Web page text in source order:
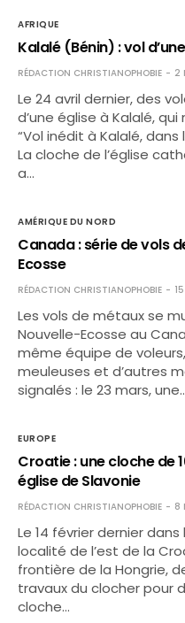
AFRIQUE
Kalalé (Bénin) : vol
RÉDACTION CHRISTIANOPHOBIE 2
Le 24 avril dernier, des
d’une église à Kalalé,
“Vol inédit à Kalalé,
La cloche de l’église
a…
AMÉRIQUE DU NORD
Canada : série de vols
Ecosse
RÉDACTION CHRISTIANOPHOBIE
Les vols de métaux se
Nouvelle-Ecosse au
même équipe de
meuleuses et d’autres
signalés : le 23 mars,
EUROPE
Croatie : une cloche de
église de Slavonie
RÉDACTION CHRISTIANOPHOBIE 8
Le 14 février dernier
localité de l’est de la
frontière de la Hongrie,
travaux du clocher pour
cloche…